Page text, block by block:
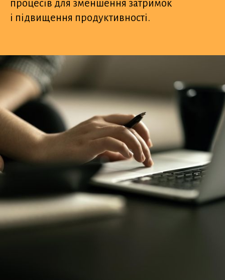
процесів для зменшення затримок
і підвищення продуктивності.